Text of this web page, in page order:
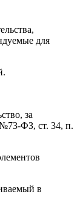
для
за
ФЗ, ст. 34, п.
в